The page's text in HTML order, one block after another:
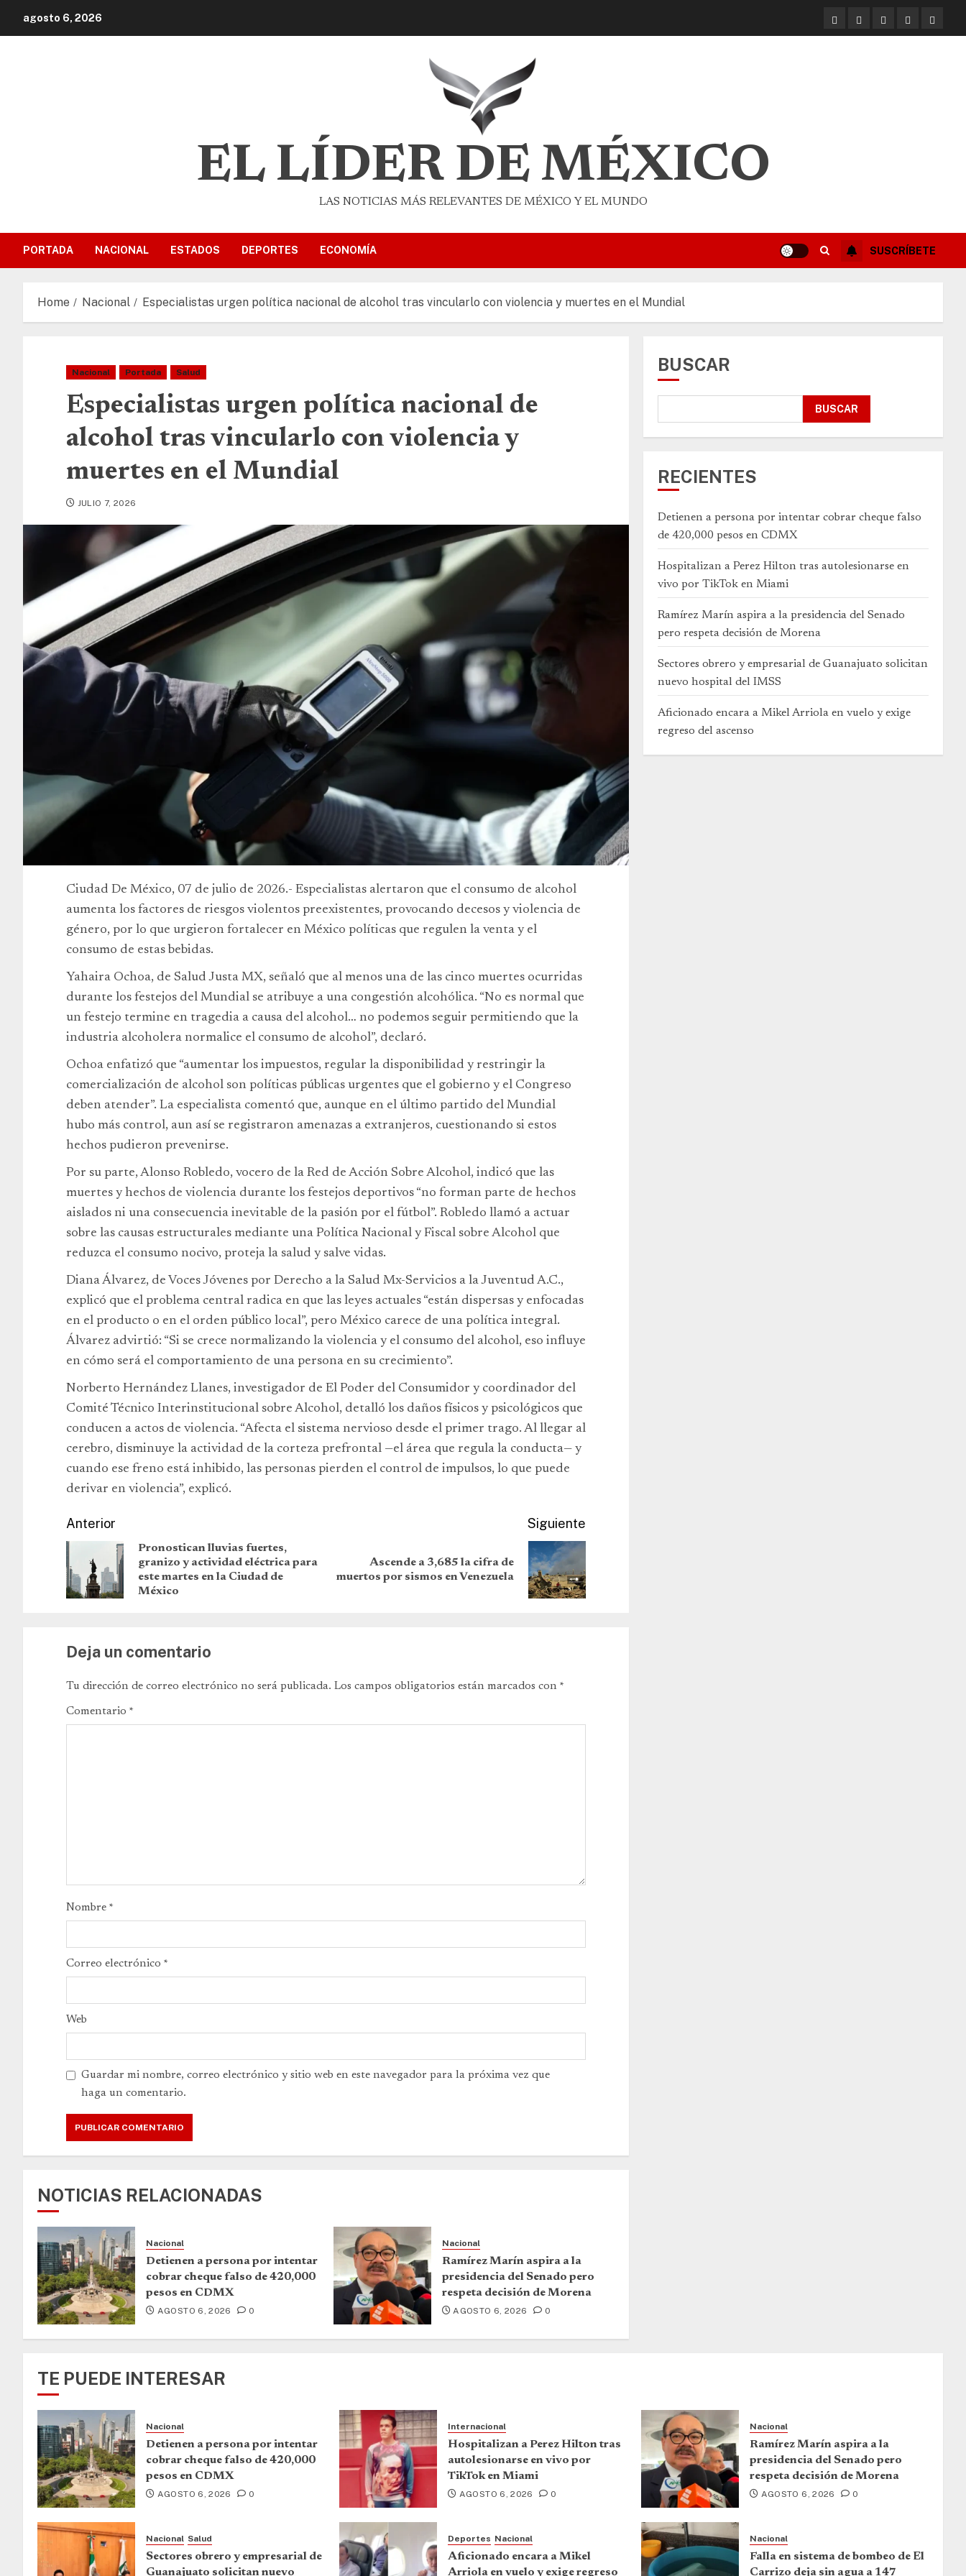
agosto 6, 2026
EL LÍDER DE MÉXICO
LAS NOTICIAS MÁS RELEVANTES DE MÉXICO Y EL MUNDO
PORTADA NACIONAL ESTADOS DEPORTES ECONOMÍA SUSCRÍBETE
Home Nacional Especialistas urgen política nacional de alcohol tras vincularlo con violencia y muertes en el Mundial
Nacional Portada Salud
Especialistas urgen política nacional de
alcohol tras vincularlo con violencia y
muertes en el Mundial
JULIO 7, 2026
Ciudad De México, 07 de julio de 2026.- Especialistas alertaron que el consumo de alcohol
aumenta los factores de riesgos violentos preexistentes, provocando decesos y violencia de
género, por lo que urgieron fortalecer en México políticas que regulen la venta y el
consumo de estas bebidas.
Yahaira Ochoa, de Salud Justa MX, señaló que al menos una de las cinco muertes ocurridas
durante los festejos del Mundial se atribuye a una congestión alcohólica. “No es normal que
un festejo termine en tragedia a causa del alcohol… no podemos seguir permitiendo que la
industria alcoholera normalice el consumo de alcohol”, declaró.
Ochoa enfatizó que “aumentar los impuestos, regular la disponibilidad y restringir la
comercialización de alcohol son políticas públicas urgentes que el gobierno y el Congreso
deben atender”. La especialista comentó que, aunque en el último partido del Mundial
hubo más control, aun así se registraron amenazas a extranjeros, cuestionando si estos
hechos pudieron prevenirse.
Por su parte, Alonso Robledo, vocero de la Red de Acción Sobre Alcohol, indicó que las
muertes y hechos de violencia durante los festejos deportivos “no forman parte de hechos
aislados ni una consecuencia inevitable de la pasión por el fútbol”. Robledo llamó a actuar
sobre las causas estructurales mediante una Política Nacional y Fiscal sobre Alcohol que
reduzca el consumo nocivo, proteja la salud y salve vidas.
Diana Álvarez, de Voces Jóvenes por Derecho a la Salud Mx-Servicios a la Juventud A.C.,
explicó que el problema central radica en que las leyes actuales “están dispersas y enfocadas
en el producto o en el orden público local”, pero México carece de una política integral.
Álvarez advirtió: “Si se crece normalizando la violencia y el consumo del alcohol, eso influye
en cómo será el comportamiento de una persona en su crecimiento”.
Norberto Hernández Llanes, investigador de El Poder del Consumidor y coordinador del
Comité Técnico Interinstitucional sobre Alcohol, detalló los daños físicos y psicológicos que
conducen a actos de violencia. “Afecta el sistema nervioso desde el primer trago. Al llegar al
cerebro, disminuye la actividad de la corteza prefrontal —el área que regula la conducta— y
cuando ese freno está inhibido, las personas pierden el control de impulsos, lo que puede
derivar en violencia”, explicó.
Anterior
Pronostican lluvias fuertes,
granizo y actividad eléctrica para
este martes en la Ciudad de
México
Siguiente
Ascende a 3,685 la cifra de
muertos por sismos en Venezuela
Deja un comentario
Tu dirección de correo electrónico no será publicada. Los campos obligatorios están marcados con *
Comentario *
Nombre *
Correo electrónico *
Web
Guardar mi nombre, correo electrónico y sitio web en este navegador para la próxima vez que
haga un comentario.
NOTICIAS RELACIONADAS
Nacional
Detienen a persona por intentar
cobrar cheque falso de 420,000
pesos en CDMX
AGOSTO 6, 2026 0
Nacional
Ramírez Marín aspira a la
presidencia del Senado pero
respeta decisión de Morena
AGOSTO 6, 2026 0
BUSCAR
BUSCAR
RECIENTES
Detienen a persona por intentar cobrar cheque falso
de 420,000 pesos en CDMX
Hospitalizan a Perez Hilton tras autolesionarse en
vivo por TikTok en Miami
Ramírez Marín aspira a la presidencia del Senado
pero respeta decisión de Morena
Sectores obrero y empresarial de Guanajuato solicitan
nuevo hospital del IMSS
Aficionado encara a Mikel Arriola en vuelo y exige
regreso del ascenso
TE PUEDE INTERESAR
Nacional
Detienen a persona por intentar
cobrar cheque falso de 420,000
pesos en CDMX
AGOSTO 6, 2026 0
Internacional
Hospitalizan a Perez Hilton tras
autolesionarse en vivo por
TikTok en Miami
AGOSTO 6, 2026 0
Nacional
Ramírez Marín aspira a la
presidencia del Senado pero
respeta decisión de Morena
AGOSTO 6, 2026 0
Nacional Salud
Sectores obrero y empresarial de
Guanajuato solicitan nuevo
Deportes Nacional
Aficionado encara a Mikel
Arriola en vuelo y exige regreso
Nacional
Falla en sistema de bombeo de El
Carrizo deja sin agua a 147